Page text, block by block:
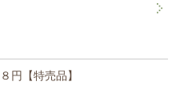
円【特売品】